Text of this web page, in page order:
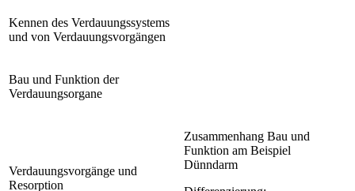
Kennen des Verdauungssystems
und von Verdauungsvorgängen
Bau und Funktion der
Verdauungsorgane
Verdauungsvorgänge und
Resorption
Zusammenhang Bau und
Funktion am Beispiel
Dünndarm